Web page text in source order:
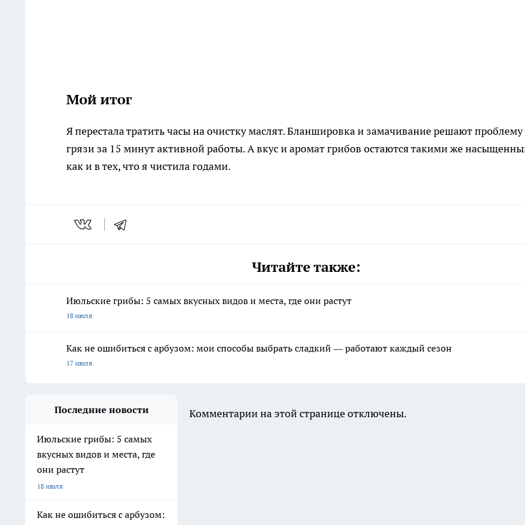
Мой итог
Я перестала тратить часы на очистку маслят. Бланшировка и замачивание решают проблему
грязи за 15 минут активной работы. А вкус и аромат грибов остаются такими же
как и в тех, что я чистила годами.
Читайте также:
Июльские грибы: 5 самых вкусных видов и места, где они растут
18 июля
Как не ошибиться с арбузом: мои способы выбрать сладкий — работают каждый сезон
17 июля
Последние новости
Июльские грибы: 5 самых
вкусных видов и места, где
они растут
18 июля
Как не ошибиться с арбузом:
Комментарии на этой странице отключены.